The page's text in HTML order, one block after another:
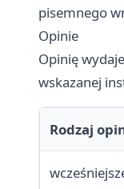
pisemnego
Opinie
Opinię
wskazanej
Rodzaj